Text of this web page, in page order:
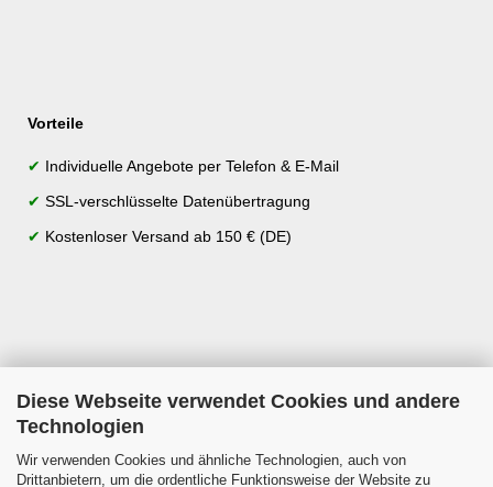
Diese Webseite verwendet Cookies und andere
Technologien
Wir verwenden Cookies und ähnliche Technologien, auch von
Drittanbietern, um die ordentliche Funktionsweise der Website zu
Vorteile
✔ Individuelle Angebote per Telefon & E-Mail
✔ SSL-verschlüsselte Datenübertragung
✔ Kostenloser Versand ab 150 € (DE)